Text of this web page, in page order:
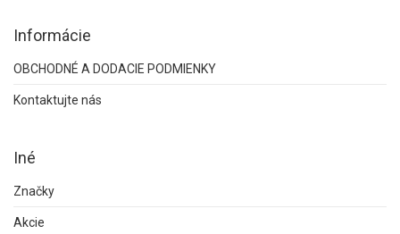
Informácie
OBCHODNÉ A DODACIE PODMIENKY
Kontaktujte nás
Iné
Značky
Akcie